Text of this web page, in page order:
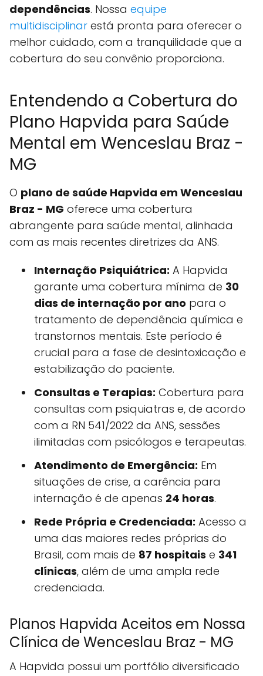
dependências. Nossa equipe
multidisciplinar está pronta para oferecer o
melhor cuidado, com a tranquilidade que a
cobertura do seu convênio proporciona.
Entendendo a Cobertura do
Plano Hapvida para Saúde
Mental em Wenceslau Braz -
MG
O plano de saúde Hapvida em Wenceslau
Braz - MG oferece uma cobertura
abrangente para saúde mental, alinhada
com as mais recentes diretrizes da ANS.
Internação Psiquiátrica: A Hapvida
garante uma cobertura mínima de 30
dias de internação por ano para o
tratamento de dependência química e
transtornos mentais. Este período é
crucial para a fase de desintoxicação e
estabilização do paciente.
Consultas e Terapias: Cobertura para
consultas com psiquiatras e, de acordo
com a RN 541/2022 da ANS, sessões
ilimitadas com psicólogos e terapeutas.
Atendimento de Emergência: Em
situações de crise, a carência para
internação é de apenas 24 horas.
Rede Própria e Credenciada: Acesso a
uma das maiores redes próprias do
Brasil, com mais de 87 hospitais e 341
clínicas, além de uma ampla rede
credenciada.
Planos Hapvida Aceitos em Nossa
Clínica de Wenceslau Braz - MG
A Hapvida possui um portfólio diversificado